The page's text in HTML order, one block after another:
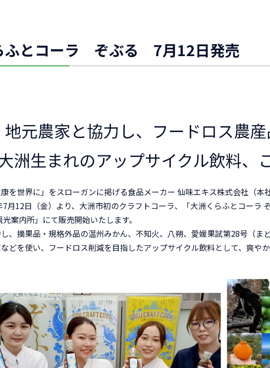
ふとコーラ ぞぶる 7月12日発売
地元農家と協力し、フードロス農
洲生まれのアップサイクル飲料、
康を世界に」をスローガンに掲げる食品メーカー 仙味エキス株式会社（
月12日（金）より、大洲市初のクラフトコーラ、「大洲くらふとコーラ
光案内所」にて販売開始いたします。
、摘果品・規格外品の温州みかん、不知火、八朔、愛媛果試第28号（ま
どを使い、フードロス削減を目指したアップサイクル飲料として、爽や